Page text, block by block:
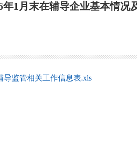
年1月末在辅导企业基本情况
导监管相关工作信息表.xls